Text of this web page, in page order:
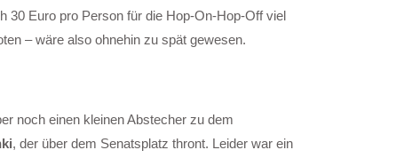
30 Euro pro Person für die Hop-On-Hop-Off viel
– wäre also ohnehin zu spät gewesen.
noch einen kleinen Abstecher zu dem
, der über dem Senatsplatz thront. Leider war ein